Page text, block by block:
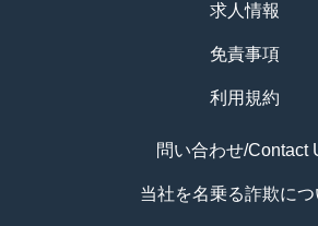
求人情報
免責事項
利用規約
問い合わせ/Contact
当社を名乗る詐欺につ